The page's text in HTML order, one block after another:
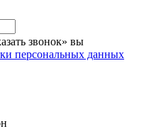
звонок» вы
персональных данных